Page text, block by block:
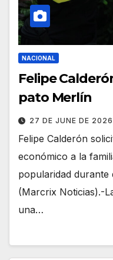
NACIONAL
Felipe
pato Merlín
27 DE JUNE DE 2026
Felipe Calderón
económico a la
popularidad durante
(Marcrix Noticias).-
una…